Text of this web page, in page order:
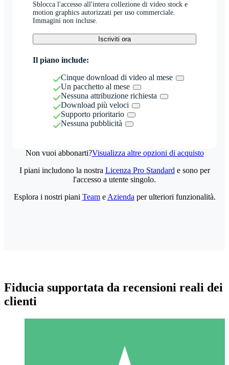
Sblocca l'accesso all'intera collezione di video stock e
motion graphics autorizzati per uso commerciale.
Immagini non incluse.
Iscriviti ora
Il piano include:
Cinque download di video al mese
Un pacchetto al mese
Nessuna attribuzione richiesta
Download più veloci
Supporto prioritario
Nessuna pubblicità
Non vuoi abbonarti?Visualizza altre opzioni di acquisto
I piani includono la nostra Licenza Pro Standard e sono per
l'accesso a utente singolo.
Esplora i nostri piani Teame Azienda per ulteriori funzionalità.
Fiducia supportata da recensioni reali dei
clienti